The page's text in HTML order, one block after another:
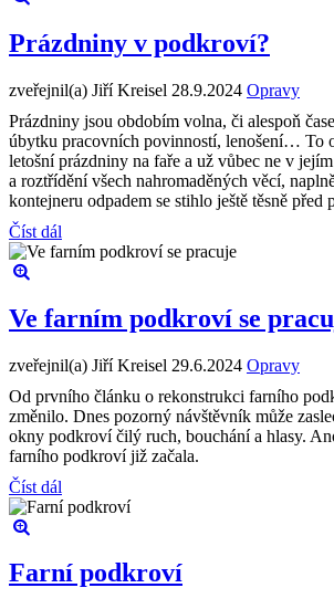
Prázdniny v podkroví?
zveřejnil(a) Jiří Kreisel 28.9.2024 Opravy
Prázdniny jsou obdobím volna, či alespoň
úbytku pracovních povinností, lenošení… To
letošní prázdniny na faře a už vůbec ne v
a roztřídění všech nahromaděných věcí,
kontejneru odpadem se stihlo ještě těsně před
Číst dál
Ve farním podkroví se
zveřejnil(a) Jiří Kreisel 29.6.2024 Opravy
Od prvního článku o rekonstrukci farního
změnilo. Dnes pozorný návštěvník může
okny podkroví čilý ruch, bouchání a hlasy.
farního podkroví již začala.
Číst dál
Farní podkroví